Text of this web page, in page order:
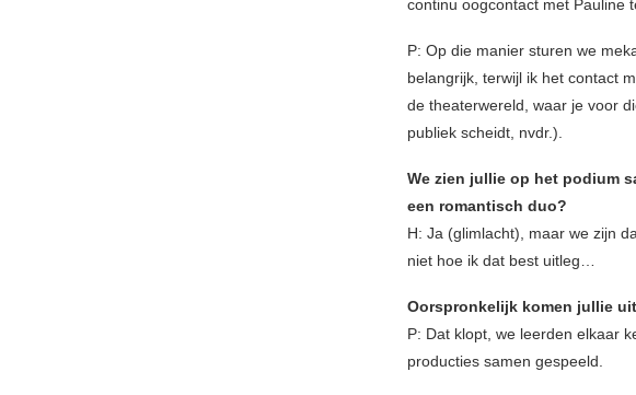
continu oogcontact met Pauline
P: Op die manier sturen we
belangrijk, terwijl ik het contact
de theaterwereld, waar je voor
publiek scheidt, nvdr.).
We zien jullie op het podium
een romantisch duo?
H: Ja (glimlacht), maar we zijn
niet hoe ik dat best uitleg…
Oorspronkelijk komen jullie
P: Dat klopt, we leerden elkaar
producties samen gespeeld.